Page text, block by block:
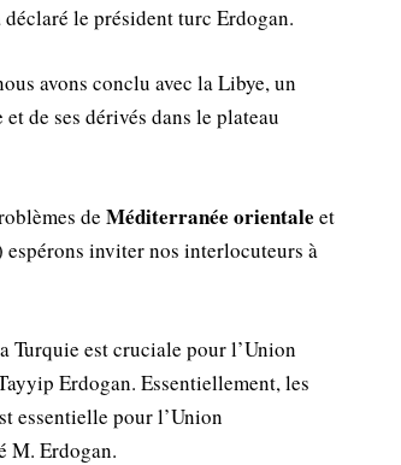
le président turc Erdogan.
avons conclu avec la Libye, un
de ses dérivés dans le plateau
de Méditerranée orientale et
inviter nos interlocuteurs à
Turquie est cruciale pour l’Union
Erdogan. Essentiellement, les
essentielle pour l’Union
M. Erdogan.